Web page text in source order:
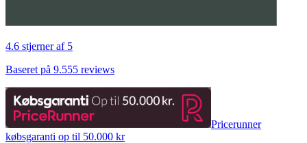
4.6 stjerner af 5
Baseret på 9.555 reviews
Pricerunner
købsgaranti op til 50.000 kr